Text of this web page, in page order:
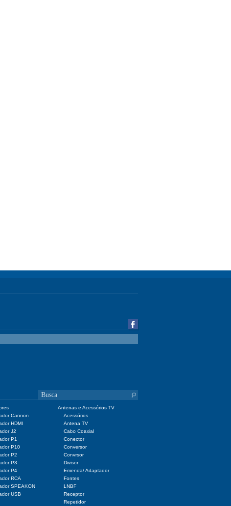
Cannon
HDMI
J2
P1
P10
P2
P3
P4
RCA
SPEAKON
USB
Antenas e Acessórios TV
Acessórios
Antena TV
Cabo Coaxial
Conector
Conversor
Convrsor
Divisor
Emenda/ Adaptador
Fontes
LNBF
Receptor
Repetidor